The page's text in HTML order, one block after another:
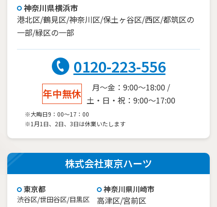
神奈川県横浜市
港北区/鶴見区/神奈川区/保土ヶ谷区/西区/都筑区の
一部/緑区の一部
0120-223-556
年中無休
月～金：9:00～18:00 /
土・日・祝：9:00～17:00
※大晦日9：00～17：00
※1月1日、2日、3日は休業いたします
株式会社東京ハーツ
東京都
渋谷区/世田谷区/目黒区
神奈川県川崎市
高津区/宮前区